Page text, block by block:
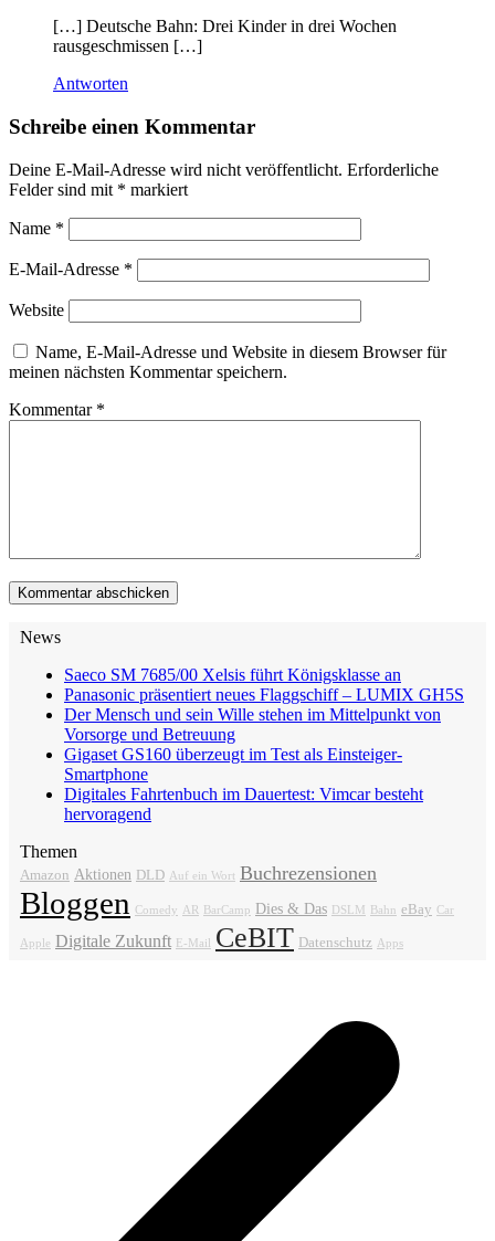
[…] Deutsche Bahn: Drei Kinder in drei Wochen
rausgeschmissen […]
Antworten
Schreibe einen Kommentar
Deine E-Mail-Adresse wird nicht veröffentlicht. Erforderliche
Felder sind mit * markiert
Name *
E-Mail-Adresse *
Website
Name, E-Mail-Adresse und Website in diesem Browser für
meinen nächsten Kommentar speichern.
Kommentar *
News
Saeco SM 7685/00 Xelsis führt Königsklasse an
Panasonic präsentiert neues Flaggschiff – LUMIX GH5S
Der Mensch und sein Wille stehen im Mittelpunkt von
Vorsorge und Betreuung
Gigaset GS160 überzeugt im Test als Einsteiger-
Smartphone
Digitales Fahrtenbuch im Dauertest: Vimcar besteht
hervoragend
Themen
Amazon Aktionen DLD Auf ein Wort Buchrezensionen
Bloggen Comedy AR BarCamp Dies & Das DSLM Bahn eBay Car
Apple Digitale Zukunft E-Mail CeBIT Datenschutz Apps